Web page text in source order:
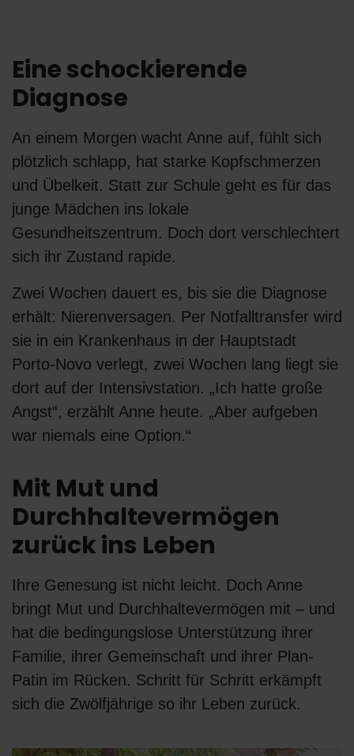
Eine schockierende
Diagnose
An einem Morgen wacht Anne auf, fühlt sich
plötzlich schlapp, hat starke Kopfschmerzen
und Übelkeit. Statt zur Schule geht es für das
junge Mädchen ins lokale
Gesundheitszentrum. Doch dort verschlechtert
sich ihr Zustand rapide.
Zwei Wochen dauert es, bis sie die Diagnose
erhält: Nierenversagen. Per Notfalltransfer wird
sie in ein Krankenhaus in der Hauptstadt
Porto-Novo verlegt, zwei Wochen lang liegt sie
dort auf der Intensivstation. „Ich hatte große
Angst“, erzählt Anne heute. „Aber aufgeben
war niemals eine Option.“
Mit Mut und
Durchhaltevermögen
zurück ins Leben
Ihre Genesung ist nicht leicht. Doch Anne
bringt Mut und Durchhaltevermögen mit – und
hat die bedingungslose Unterstützung ihrer
Familie, ihrer Gemeinschaft und ihrer Plan-
Patin im Rücken. Schritt für Schritt erkämpft
sich die Zwölfjährige so ihr Leben zurück.